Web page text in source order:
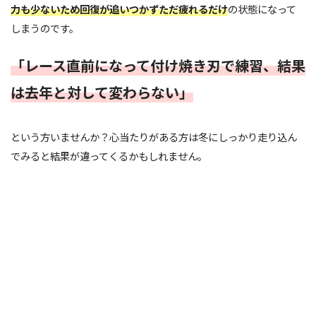
力も少ないため回復が追いつかずただ疲れるだけの状態になって
しまうのです。
「レース直前になって付け焼き刃で練習、結果
は去年と対して変わらない」
という方いませんか？心当たりがある方は冬にしっかり走り込ん
でみると結果が違ってくるかもしれません。